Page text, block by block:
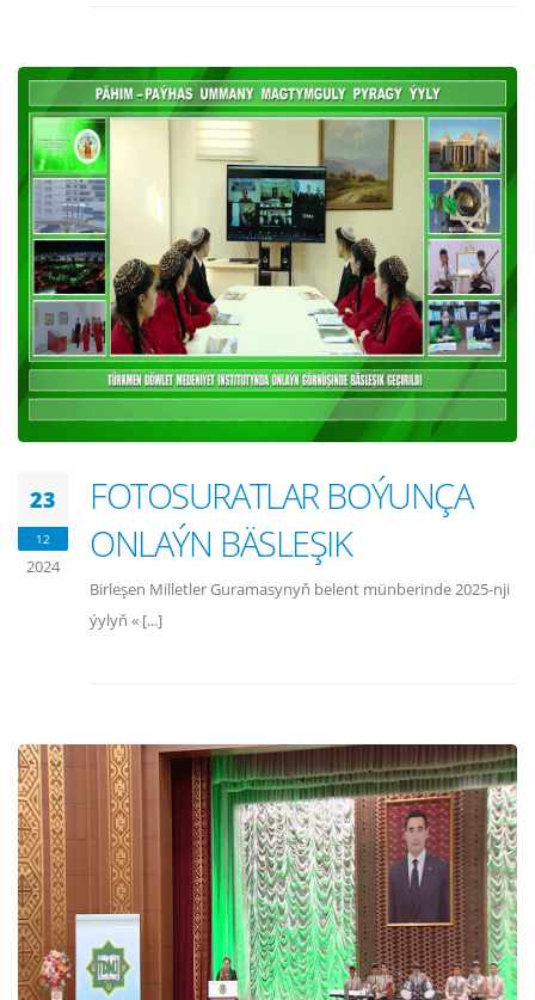
23
12
2024
FOTOSURATLAR BOÝUNÇA
ONLAÝN BÄSLEŞIK
Birleşen Milletler Guramasynyň belent münberinde 2025-nji
ýylyň « [...]